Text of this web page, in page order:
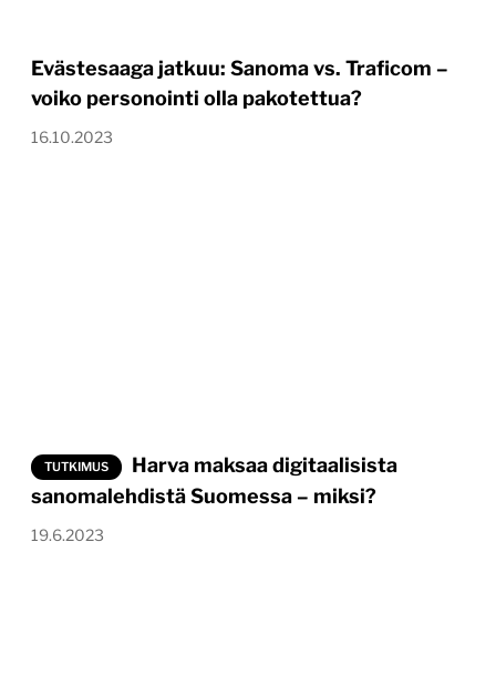
Evästesaaga jatkuu: Sanoma vs. Traficom –
voiko personointi olla pakotettua?
16.10.2023
TUTKIMUS
Harva maksaa digitaalisista
sanomalehdistä Suomessa – miksi?
19.6.2023